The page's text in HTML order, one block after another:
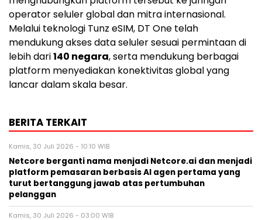
operator seluler global dan mitra internasional.
Melalui teknologi Tunz eSIM, DT One telah
mendukung akses data seluler sesuai permintaan di
lebih dari140 negara, serta mendukung berbagai
platform menyediakan konektivitas global yang
lancar dalam skala besar.
BERITA TERKAIT
Kamis, 30 Juli 2026 - 10:10 WIB
Netcore berganti nama menjadi Netcore.ai dan menjadi
platform pemasaran berbasis AI agen pertama yang
turut bertanggung jawab atas pertumbuhan
pelanggan
Kamis, 30 Juli 2026 - 03:00 WIB